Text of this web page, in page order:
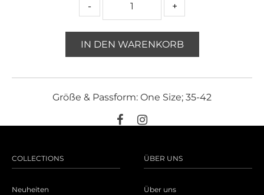
- +
IN DEN WARENKORB
Größe & Passform: One Size; 35-42
COLLECTIONS
Neuheiten
ÜBER UNS
Über uns